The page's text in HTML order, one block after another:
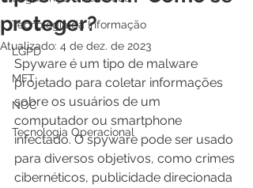
Tecnologia da Informação
LGPD
MFT
NOC
Tecnologia Operacional
proteger?
Atualizado: 4 de dez. de 2023
Spyware é um tipo de malware
projetado para coletar informações
sobre os usuários de um
computador ou smartphone
infectado. O spyware pode ser usado
para diversos objetivos, como crimes
cibernéticos, publicidade direcionada